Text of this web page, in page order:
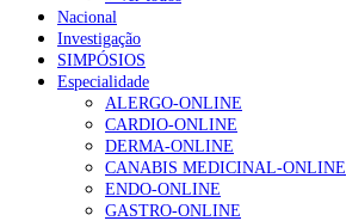
Nacional
Investigação
SIMPÓSIOS
Especialidade
ALERGO-ONLINE
CARDIO-ONLINE
DERMA-ONLINE
CANABIS MEDICINAL-ONLINE
ENDO-ONLINE
GASTRO-ONLINE